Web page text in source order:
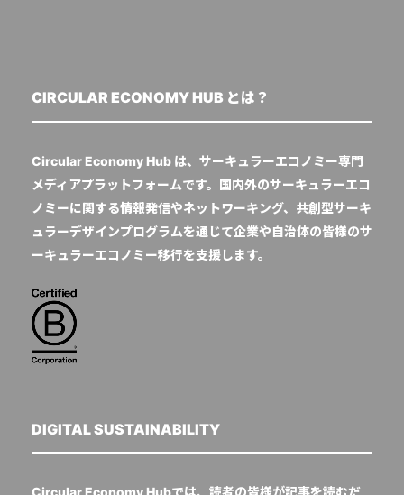
CIRCULAR ECONOMY HUB とは？
Circular Economy Hub は、サーキュラーエコノミー専門
メディアプラットフォームです。国内外のサーキュラーエコ
ノミーに関する情報発信やネットワーキング、共創型サーキ
ュラーデザインプログラムを通じて企業や自治体の皆様のサ
ーキュラーエコノミー移行を支援します。
DIGITAL SUSTAINABILITY
Circular Economy Hubでは、読者の皆様が記事を読むだ